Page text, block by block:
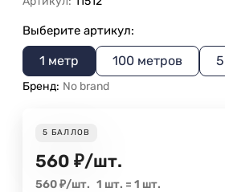
Выберите артикул:
1 метр 100 метров
Бренд: No brand
5 БАЛЛОВ
560 ₽/шт.
560₽/шт. 1 шт. = 1 шт.